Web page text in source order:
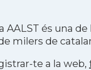
AALST és una
milers de
te a la web,